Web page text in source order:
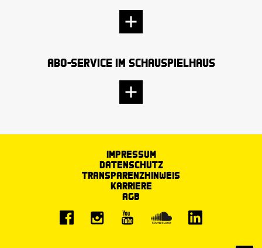
Abo-Service im Schauspielhaus
Impressum
Datenschutz
Transparenzhinweis
Karriere
AGB